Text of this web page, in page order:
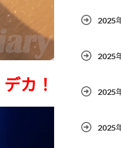
デカ！
2025
2025
2025
2025